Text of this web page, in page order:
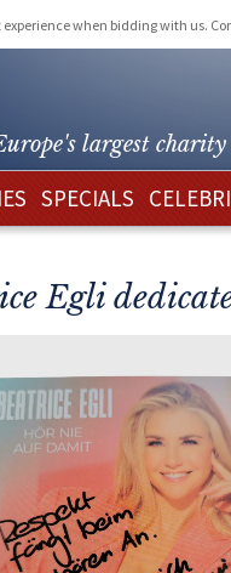
experience when bidding with us.
largest charity
SPECIALS
Egli